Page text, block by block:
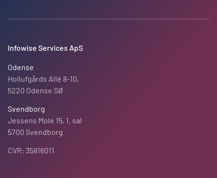
Infowise Services ApS
Odense
Hollufgårds Allé 8-10,
5220 Odense SØ
Svendborg
Jessens Mole 15, 1. sal
5700 Svendborg
CVR: 35816011